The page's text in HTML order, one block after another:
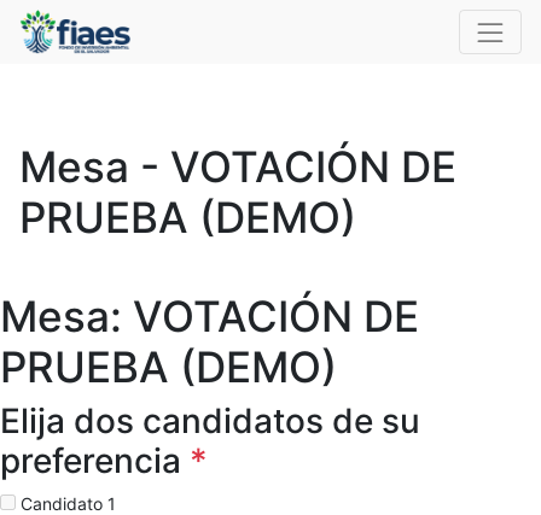
Mesa - VOTACIÓN DE
PRUEBA (DEMO)
Mesa: VOTACIÓN DE
PRUEBA (DEMO)
Elija dos candidatos de su
preferencia *
Candidato 1